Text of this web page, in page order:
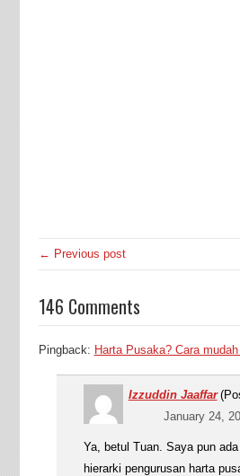
← Previous post
146 Comments
Pingback: Harta Pusaka? Cara
Izzuddin Jaaffar
January 24,
Ya, betul Tuan. Saya pun
hierarki pengurusan harta